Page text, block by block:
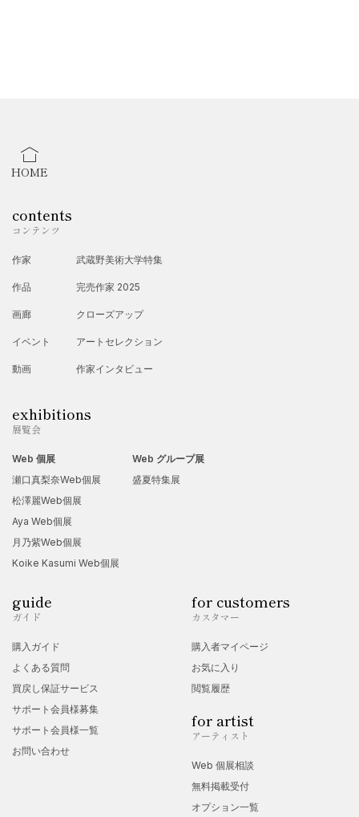
HOME
contents
コンテンツ
作家
作品
画廊
イベント
動画
武蔵野美術大学特集
完売作家 2025
クローズアップ
アートセレクション
作家インタビュー
exhibitions
展覧会
Web 個展
瀬口真梨奈Web個展
松澤麗Web個展
Aya Web個展
月乃紫Web個展
Koike Kasumi Web個展
Web グループ展
盛夏特集展
guide
ガイド
購入ガイド
よくある質問
買戻し保証サービス
サポート会員様募集
サポート会員様一覧
お問い合わせ
for customers
カスタマー
購入者マイページ
お気に入り
閲覧履歴
for artist
アーティスト
Web 個展相談
無料掲載受付
オプション一覧